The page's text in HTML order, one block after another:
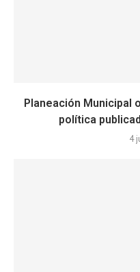
Planeación Municipal
política
4